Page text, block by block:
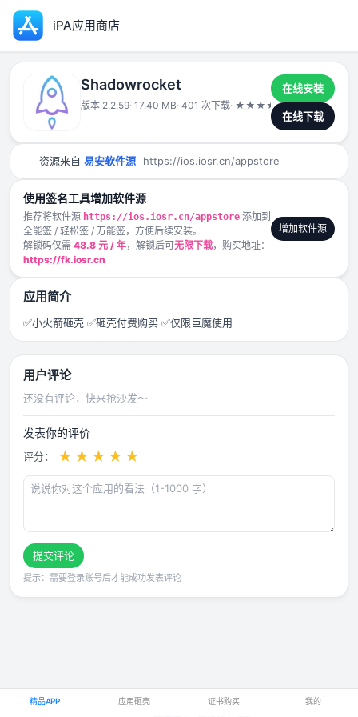
iPA应用商店
Shadowrocket
版本 2.2.59· 17.40 MB· 401 次下载· ★ ★ ★ ★★ 2024-12-11
在线安装
在线下载
资源来自 易安软件源 https://ios.iosr.cn/appstore
使用签名工具增加软件源
推荐将软件源 https://ios.iosr.cn/appstore 添加到
全能签 / 轻松签 / 万能签，方便后续安装。
解锁码仅需 48.8 元 / 年，解锁后可无限下载，购买地址：
https://fk.iosr.cn
增加软件源
应用简介
✅小火箭砸壳 ✅砸壳付费购买 ✅仅限巨魔使用
用户评论
还没有评论，快来抢沙发～
发表你的评价
评分： ★ ★ ★ ★ ★
提交评论
提示：需要登录账号后才能成功发表评论
精品APP 应用砸壳 证书购买 我的